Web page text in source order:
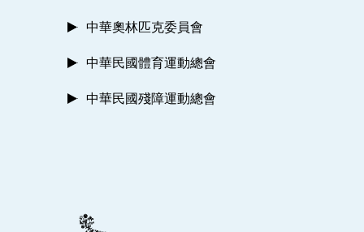
中華奧林匹克委員會
中華民國體育運動總會
中華民國殘障運動總會